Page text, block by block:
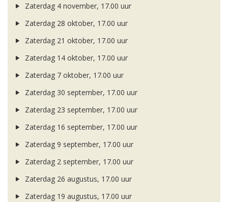
Zaterdag 4 november, 17.00 uur
Zaterdag 28 oktober, 17.00 uur
Zaterdag 21 oktober, 17.00 uur
Zaterdag 14 oktober, 17.00 uur
Zaterdag 7 oktober, 17.00 uur
Zaterdag 30 september, 17.00 uur
Zaterdag 23 september, 17.00 uur
Zaterdag 16 september, 17.00 uur
Zaterdag 9 september, 17.00 uur
Zaterdag 2 september, 17.00 uur
Zaterdag 26 augustus, 17.00 uur
Zaterdag 19 augustus, 17.00 uur